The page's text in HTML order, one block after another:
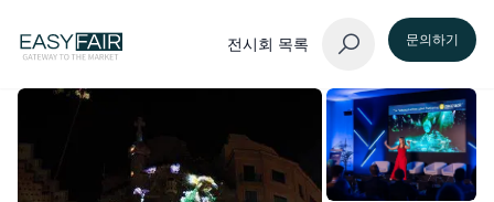
전시회 목록 문의하기